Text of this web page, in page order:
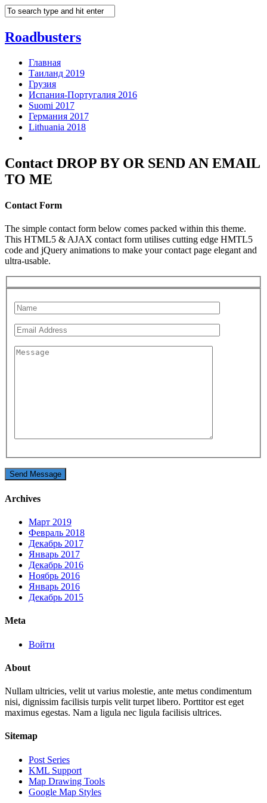
Roadbusters
Главная
Таиланд 2019
Грузия
Испания-Португалия 2016
Suomi 2017
Германия 2017
Lithuania 2018
Contact DROP BY OR SEND AN EMAIL
TO ME
Contact Form
The simple contact form below comes packed within this theme.
This HTML5 & AJAX contact form utilises cutting edge HMTL5
code and jQuery animations to make your contact page elegant and
ultra-usable.
Archives
Март 2019
Февраль 2018
Декабрь 2017
Январь 2017
Декабрь 2016
Ноябрь 2016
Январь 2016
Декабрь 2015
Meta
Войти
About
Nullam ultricies, velit ut varius molestie, ante metus condimentum
nisi, dignissim facilisis turpis velit turpet libero. Porttitor est eget
maximus egestas. Nam a ligula nec ligula facilisis ultrices.
Sitemap
Post Series
KML Support
Map Drawing Tools
Google Map Styles